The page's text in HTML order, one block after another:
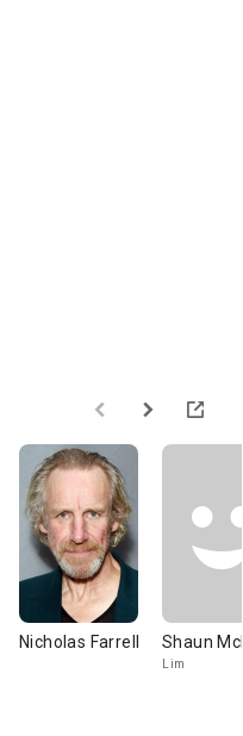
Nicholas Farrell Shaun
Lim